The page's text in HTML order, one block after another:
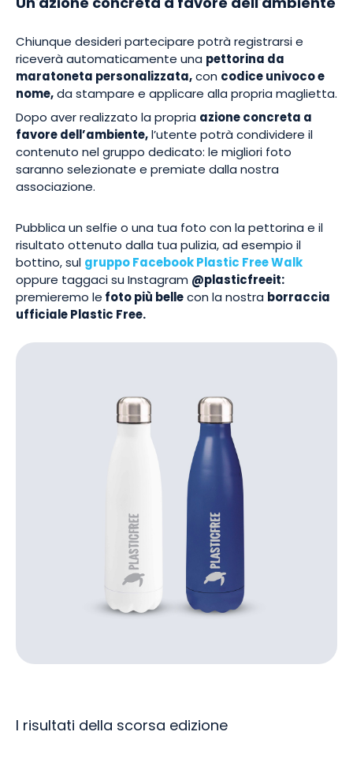
Chiunque desideri partecipare potrà registrarsi e
riceverà automaticamente una pettorina da
maratoneta personalizzata,con codice univoco e
nome,da stampare e applicare alla propria maglietta.
Dopo aver realizzato la propria azione concreta a
favore dell’ambiente,l’utente potrà condividere il
contenuto nel gruppo dedicato: le migliori foto
saranno selezionate e premiate dalla nostra
associazione.
Pubblica un selfie o una tua foto con la pettorina e il
risultato ottenuto dalla tua pulizia, ad esempio il
bottino, sul gruppo Facebook Plastic Free Walk
oppure taggaci su Instagram @plasticfreeit:
premieremo le foto più bellecon la nostra borraccia
ufficiale Plastic Free.
I risultati della scorsa edizione